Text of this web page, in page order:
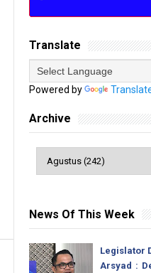
Translate
Powered by
Archive
News Of This Week
Legislator
Arsyad :